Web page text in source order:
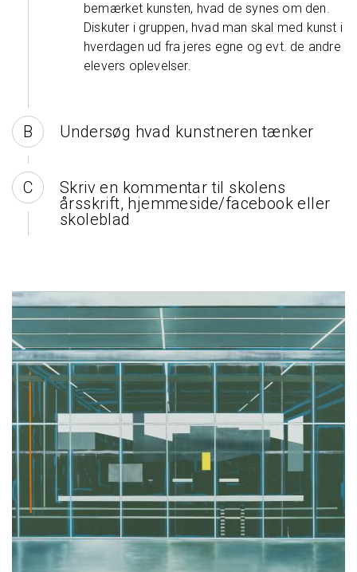
bemærket kunsten, hvad de synes om den.
Diskuter i gruppen, hvad man skal med kunst i
hverdagen ud fra jeres egne og evt. de andre
elevers oplevelser.
Undersøg hvad kunstneren tænker
Skriv en kommentar til skolens
årsskrift, hjemmeside/facebook eller
skoleblad